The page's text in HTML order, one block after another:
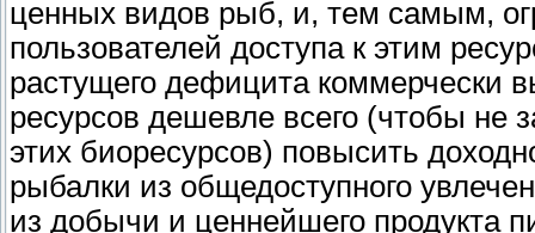
ценных видов рыб, и, тем самым,
пользователей доступа к этим
растущего дефицита коммерчески
ресурсов дешевле всего (чтобы не
этих биоресурсов) повысить
рыбалки из общедоступного
из добычи и ценнейшего продукта